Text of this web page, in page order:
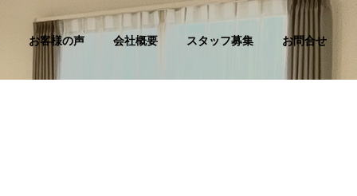
お客様の声 会社概要 スタッフ募集 お問合せ